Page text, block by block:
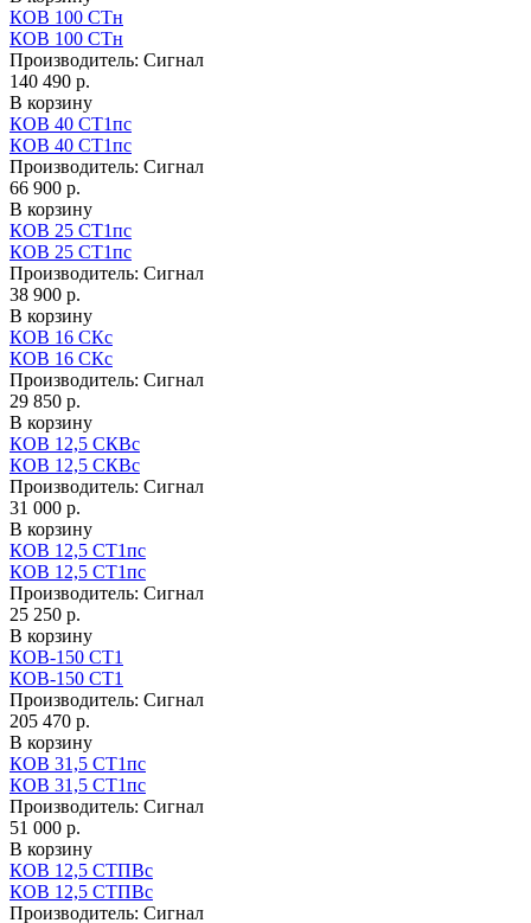
КОВ 100 СТн
КОВ 100 СТн
Производитель: Сигнал
140 490 р.
В корзину
КОВ 40 СТ1пс
КОВ 40 СТ1пс
Производитель: Сигнал
66 900 р.
В корзину
КОВ 25 СТ1пс
КОВ 25 СТ1пс
Производитель: Сигнал
38 900 р.
В корзину
КОВ 16 СКс
КОВ 16 СКс
Производитель: Сигнал
29 850 р.
В корзину
КОВ 12,5 СКВс
КОВ 12,5 СКВс
Производитель: Сигнал
31 000 р.
В корзину
КОВ 12,5 СТ1пс
КОВ 12,5 СТ1пс
Производитель: Сигнал
25 250 р.
В корзину
КОВ-150 СТ1
КОВ-150 СТ1
Производитель: Сигнал
205 470 р.
В корзину
КОВ 31,5 СТ1пс
КОВ 31,5 СТ1пс
Производитель: Сигнал
51 000 р.
В корзину
КОВ 12,5 СТПВс
КОВ 12,5 СТПВс
Производитель: Сигнал